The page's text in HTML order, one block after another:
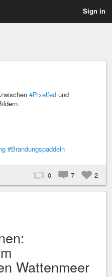
Sign in
zwischen #Pixelfed und
#Brandungspaddeln
0 7 2
Wattenmeer